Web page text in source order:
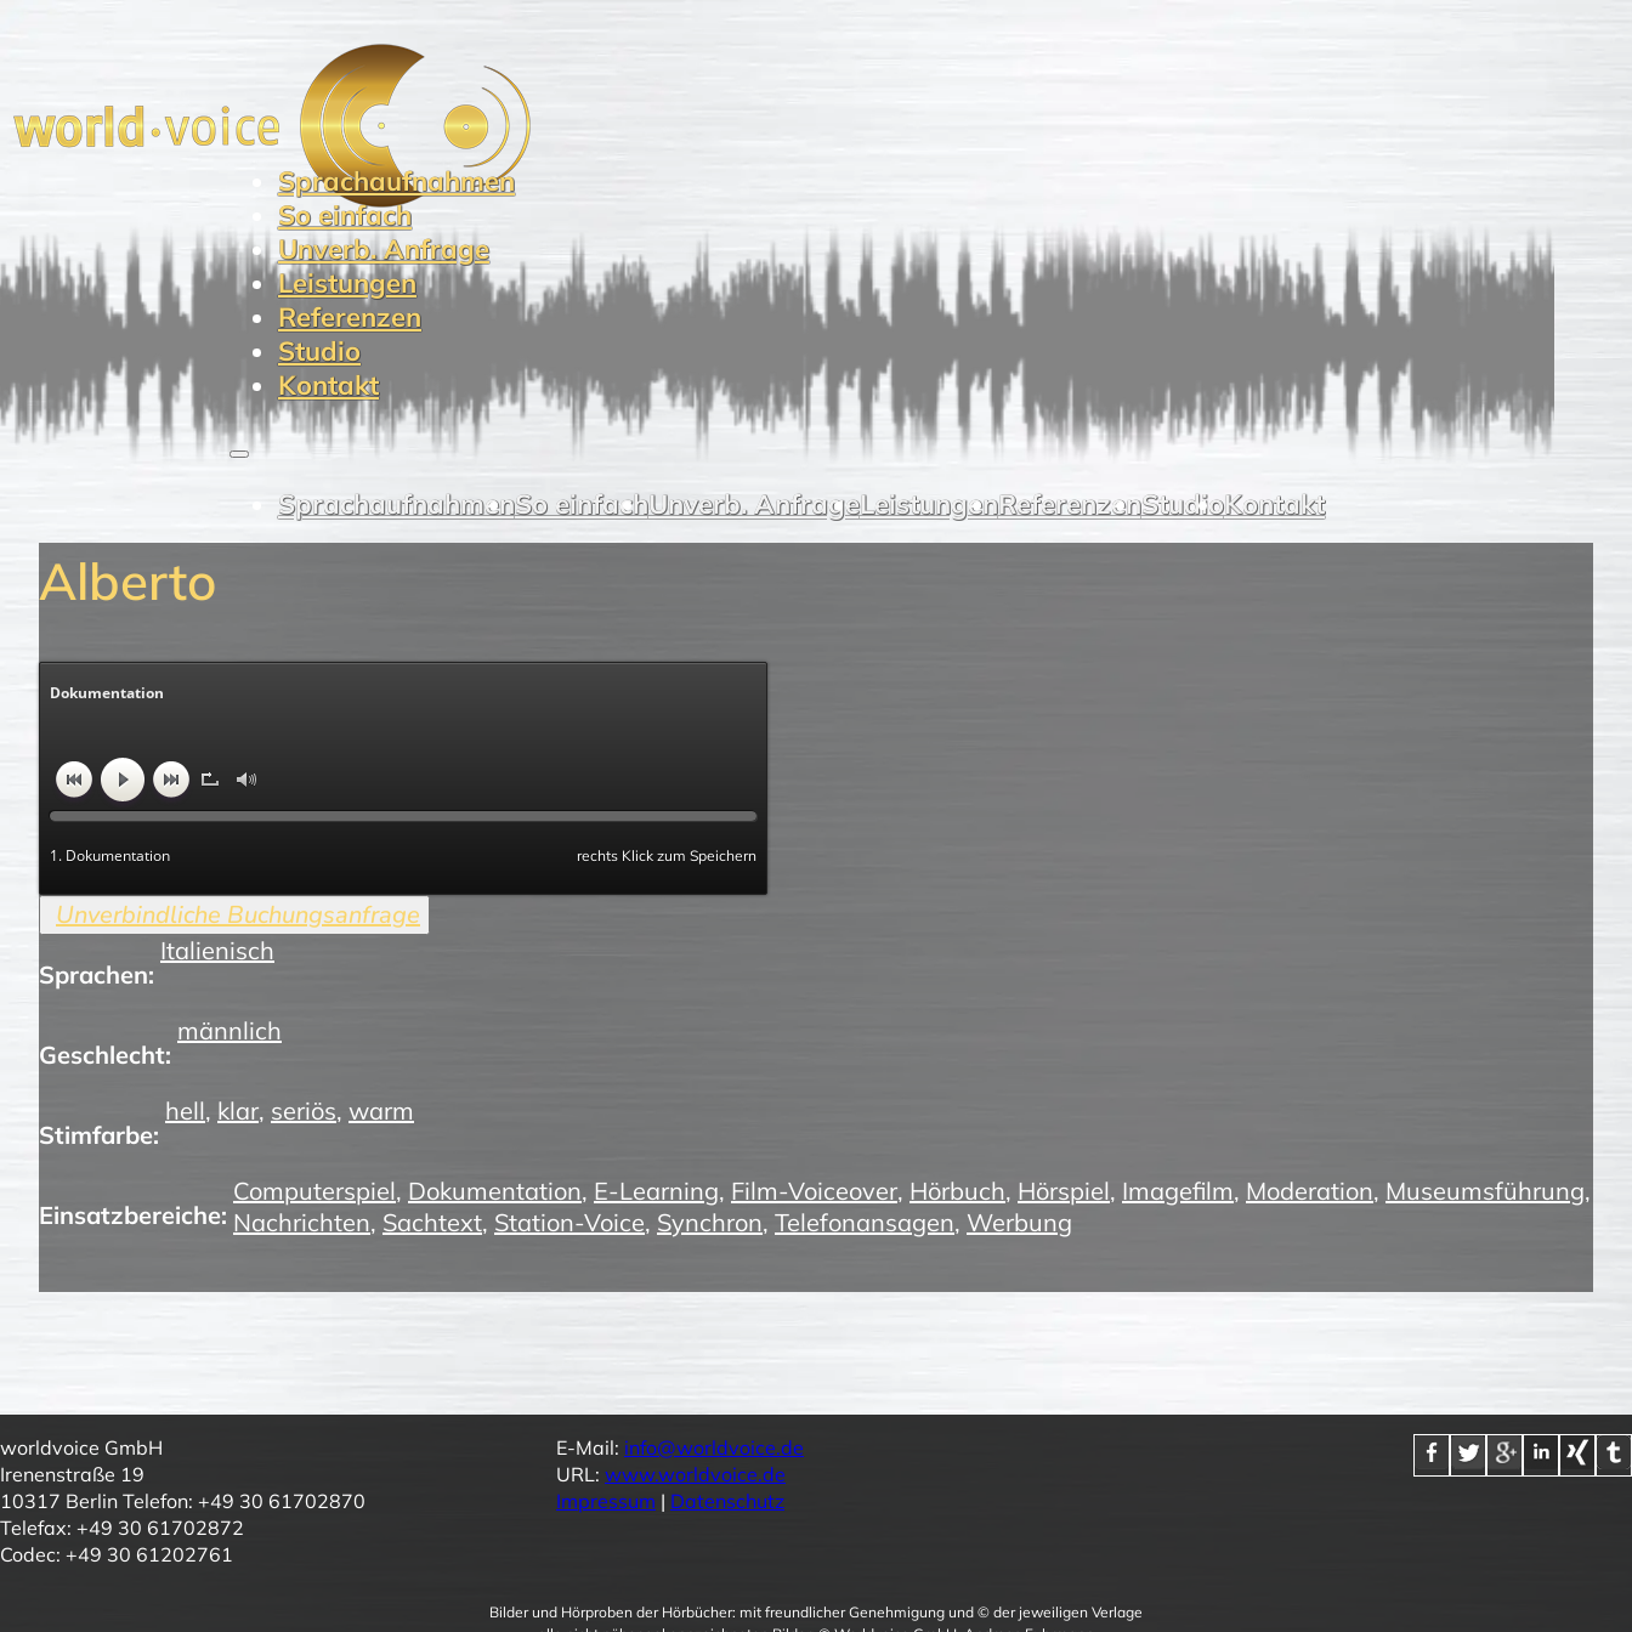
Sprachaufnahmen
So einfach
Unverb. Anfrage
Leistungen
Referenzen
Studio
Kontakt
SprachaufnahmenSo einfachUnverb. AnfrageLeistungenReferenzenStudioKontakt
Kontakt
Alberto
Dokumentation
1. Dokumentation rechts Klick zum Speichern
Sprachen:
Italienisch
Geschlecht:
männlich
Stimfarbe:
hell, klar, seriös, warm
Einsatzbereiche:
Computerspiel, Dokumentation, E-Learning, Film-Voiceover, Hörbuch, Hörspiel, Imagefilm, Moderation, Museumsführung,
Nachrichten, Sachtext, Station-Voice, Synchron, Telefonansagen, Werbung
worldvoice GmbH
Irenenstraße 19
10317 Berlin Telefon: +49 30 61702870
Telefax: +49 30 61702872
Codec: +49 30 61202761
E-Mail: info@worldvoice.de
URL: www.worldvoice.de
Impressum | Datenschutz
Bilder und Hörproben der Hörbücher: mit freundlicher Genehmigung und © der jeweiligen Verlage